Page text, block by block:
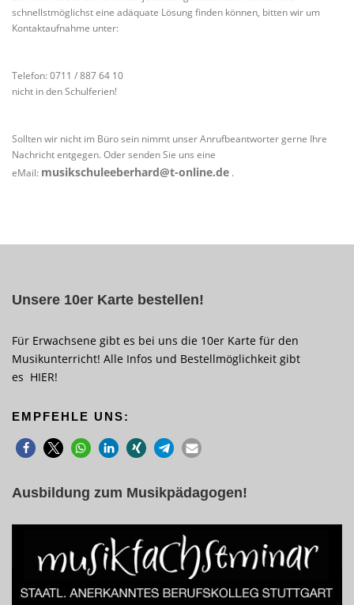
schnellstmöglichst eine adäquate Lösung finden können, bitten wir um
Kontaktaufnahme unter:
Telefon: 0711 / 887 64 10
nicht in den Schulferien!
Sollten wir nicht im Büro sein nimmt unser Anrufbeantworter gerne Ihre
Nachricht entgegen. Oder senden Sie uns eine
eMail: musikschuleeberhard@t-online.de .
Unsere 10er Karte bestellen!
Für Erwachsene gibt es bei uns die 10er Karte für den
Musikunterricht! Alle Infos und Bestellmöglichkeit gibt
es HIER!
EMPFEHLE UNS:
Ausbildung zum Musikpädagogen!